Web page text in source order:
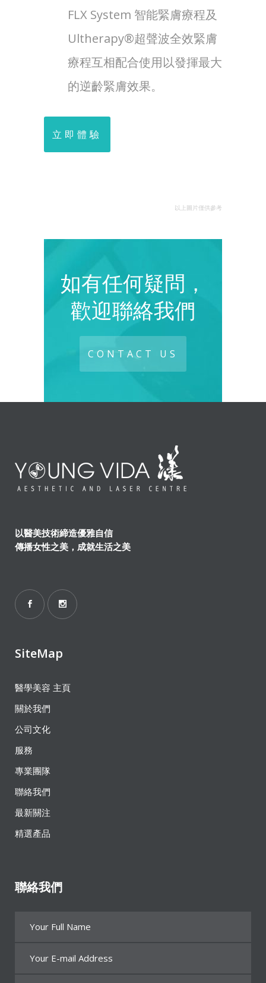
FLX System 智能緊膚療程及
Ultherapy®超聲波全效緊膚
療程互相配合使用以發揮最大
的逆齡緊膚效果。
立即體驗
以上圖片僅供參考
如有任何疑問，
歡迎聯絡我們
CONTACT US
以醫美技術締造優雅自信
傳播女性之美，成就生活之美
SiteMap
醫學美容 主頁
關於我們
公司文化
服務
專業團隊
聯絡我們
最新關注
精選產品
聯絡我們